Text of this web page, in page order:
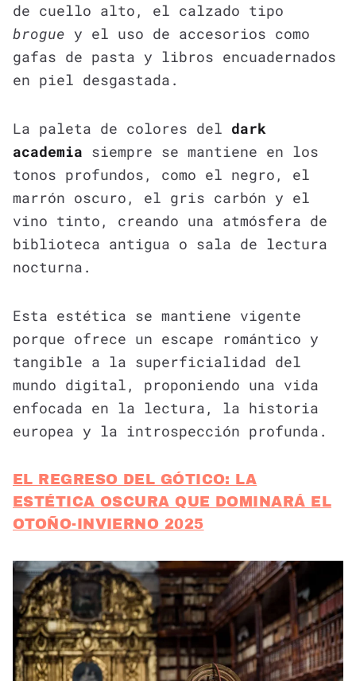
de cuello alto, el calzado tipo
brogue y el uso de accesorios como
gafas de pasta y libros encuadernados
en piel desgastada.
La paleta de colores del dark
academia siempre se mantiene en los
tonos profundos, como el negro, el
marrón oscuro, el gris carbón y el
vino tinto, creando una atmósfera de
biblioteca antigua o sala de lectura
nocturna.
Esta estética se mantiene vigente
porque ofrece un escape romántico y
tangible a la superficialidad del
mundo digital, proponiendo una vida
enfocada en la lectura, la historia
europea y la introspección profunda.
EL REGRESO DEL GÓTICO: LA
ESTÉTICA OSCURA QUE DOMINARÁ EL
OTOÑO-INVIERNO 2025